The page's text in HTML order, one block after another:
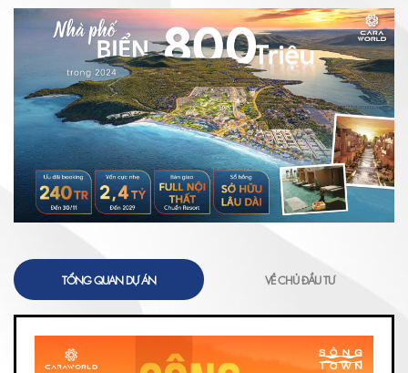
TỔNG QUAN DỰ ÁN VỀ CHỦ ĐẦU TƯ